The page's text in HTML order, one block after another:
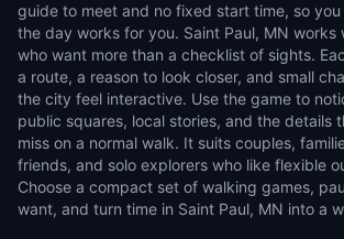
guide to meet and no fixed start time, so
the day works for you. Saint Paul, MN works
who want more than a checklist of sights.
a route, a reason to look closer, and small
the city feel interactive. Use the game to
public squares, local stories, and the details
miss on a normal walk. It suits couples,
friends, and solo explorers who like flexible
Choose a compact set of walking games,
want, and turn time in Saint Paul, MN into a